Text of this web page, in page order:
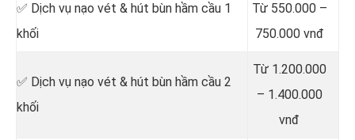
✅ Dịch vụ nạo vét & hút bùn hầm cầu 1
khối
Từ 550.000 –
750.000 vnđ
✅ Dịch vụ nạo vét & hút bùn hầm cầu 2
khối
Từ 1.200.000
– 1.400.000
vnđ